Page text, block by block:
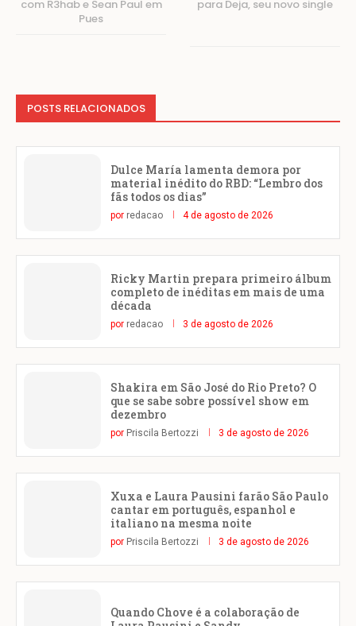
com R3hab e Sean Paul em
Pues
para Deja, seu novo single
POSTS RELACIONADOS
Dulce María lamenta demora por
material inédito do RBD: “Lembro dos
fãs todos os dias”
por redacao 4 de agosto de 2026
Ricky Martin prepara primeiro álbum
completo de inéditas em mais de uma
década
por redacao 3 de agosto de 2026
Shakira em São José do Rio Preto? O
que se sabe sobre possível show em
dezembro
por Priscila Bertozzi 3 de agosto de 2026
Xuxa e Laura Pausini farão São Paulo
cantar em português, espanhol e
italiano na mesma noite
por Priscila Bertozzi 3 de agosto de 2026
Quando Chove é a colaboração de